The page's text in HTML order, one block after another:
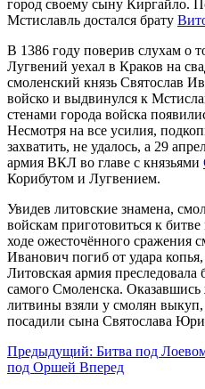
город своему сыну Киргайло.
Мстиславль достался брату
В 1386 году поверив слухам о
Лугвений уехал в Краков на
смоленский князь Святослав
войско и выдвинулся к
стенами города войска
Несмотря на все усилия,
захватить, не удалось, а 29
армия ВКЛ во главе с князьями
Корибутом и Лугвением.
Увидев литовские знамена,
войскам приготовиться к
ходе ожесточённого сражения
Иванович погиб от удара
Литовская армия
самого Смоленска. Оказавшись
литвины взяли у смолян выкуп,
посадили сына Святослава
Предыдущий: Битва под
под Оршей Вперед